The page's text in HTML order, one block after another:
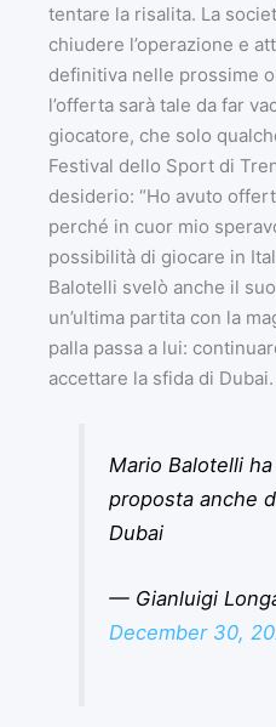
tentare la risalita. La
chiudere l’operazione e
definitiva nelle prossime
l’offerta sarà tale da far
giocatore, che solo
Festival dello Sport di
desiderio: “Ho avuto
perché in cuor mio
possibilità di giocare in
Balotelli svelò anche il
un’ultima partita con la
palla passa a lui:
accettare la sfida di Dubai.
Mario Balotelli
proposta anche
Dubai
— Gianluigi
December 30,